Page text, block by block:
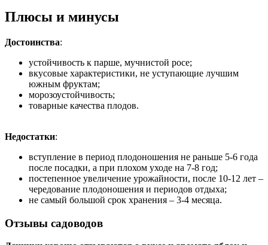
Плюсы и минусы
Достоинства:
устойчивость к парше, мучнистой росе;
вкусовые характеристики, не уступающие лучшим
южным фруктам;
морозоустойчивость;
товарные качества плодов.
Недостатки:
вступление в период плодоношения не раньше 5-6 года
после посадки, а при плохом уходе на 7-8 год;
постепенное увеличение урожайности, после 10-12 лет –
чередование плодоношения и периодов отдыха;
не самый большой срок хранения – 3-4 месяца.
Отзывы садоводов